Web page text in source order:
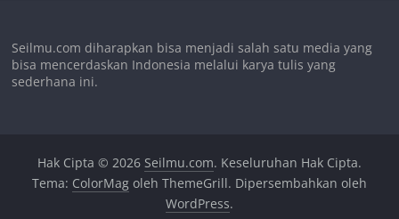
Seilmu.com diharapkan bisa menjadi salah satu media yang
bisa mencerdaskan Indonesia melalui karya tulis yang
sederhana ini.
Hak Cipta © 2026 Seilmu.com. Keseluruhan Hak Cipta.
Tema: ColorMagoleh ThemeGrill. Dipersembahkan oleh
WordPress.